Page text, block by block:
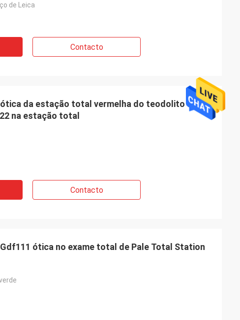
de Leica
Contacto
ótica da estação total vermelha do teodolito da
na estação total
Contacto
ótica no exame total de Pale Total Station